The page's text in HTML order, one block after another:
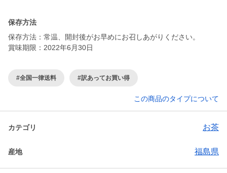
保存方法
保存方法：常温、開封後がお早めにお召しあがりください。
賞味期限：2022年6月30日
#全国一律送料 #訳あってお買い得
この商品のタイプについて
カテゴリ お茶
産地 福島県